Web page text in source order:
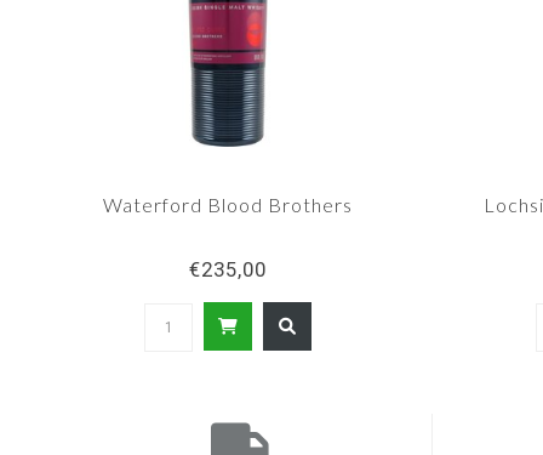
Waterford Blood Brothers
€235,00